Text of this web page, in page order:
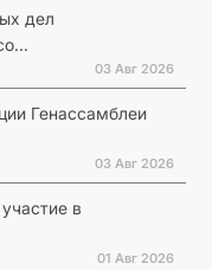
дел
03 Авг 2026
Генассамблеи
03 Авг 2026
в
01 Авг 2026